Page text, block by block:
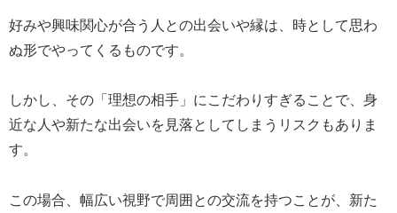
好みや興味関心が合う人との出会いや縁は、時として思わ
ぬ形でやってくるものです。
しかし、その「理想の相手」にこだわりすぎることで、身
近な人や新たな出会いを見落としてしまうリスクもありま
す。
この場合、幅広い視野で周囲との交流を持つことが、新た